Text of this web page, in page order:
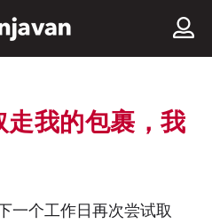
我的包裹，我
一个工作日再次尝试取